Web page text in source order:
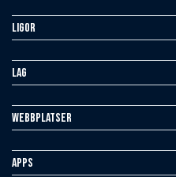
Ligor
Lag
Webbplatser
Apps